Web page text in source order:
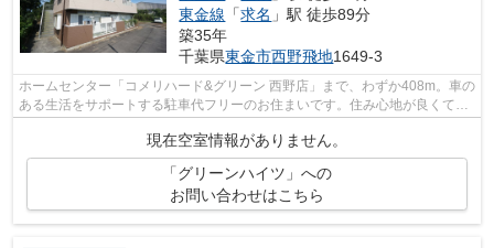
東金線 「求名 」駅 徒歩89分
築35年
千葉県東金市西野飛地1649-3
ホームセンター「コメリハード&グリーン 西野店」まで、わずか408m。車の
ある生活をサポートする駐車代フリーのお住まいです。住み心地が良くて自
信をもっておススメできるアパー...
現在空室情報がありません。
「グリーンハイツ」への
お問い合わせはこちら